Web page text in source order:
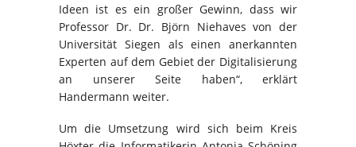
Ideen ist es ein großer Gewinn, dass wir
Professor Dr. Dr. Björn Niehaves von der
Universität Siegen als einen anerkannten
Experten auf dem Gebiet der Digitalisierung
an unserer Seite haben“, erklärt
Handermann weiter.
Um die Umsetzung wird sich beim Kreis